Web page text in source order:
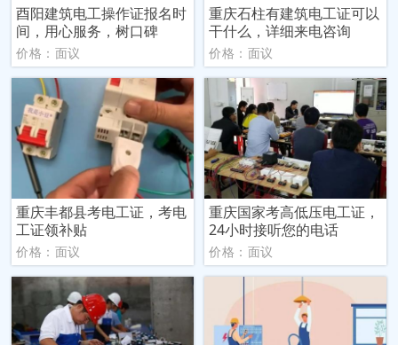
酉阳建筑电工操作证报名时
间，用心服务，树口碑
价格：面议
重庆石柱有建筑电工证可以
干什么，详细来电咨询
价格：面议
重庆丰都县考电工证，考电
工证领补贴
价格：面议
重庆国家考高低压电工证，
24小时接听您的电话
价格：面议